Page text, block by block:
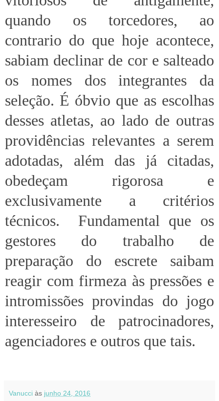
quando os torcedores, ao
contrario do que hoje acontece,
sabiam declinar de cor e salteado
os nomes dos integrantes da
seleção. É óbvio que as escolhas
desses atletas, ao lado de outras
providências relevantes a serem
adotadas, além das já citadas,
obedeçam rigorosa e
exclusivamente a critérios
técnicos. Fundamental que os
gestores do trabalho de
preparação do escrete saibam
reagir com firmeza às pressões e
intromissões provindas do jogo
interesseiro de patrocinadores,
agenciadores e outros que tais.
Vanucci às junho 24, 2016